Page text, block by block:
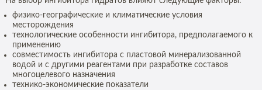
физико-географические и климатические условия
месторождения
технологические особенности ингибитора, предполагаемого к
применению
совместимость ингибитора с пластовой минерализованной
водой и с другими реагентами при разработке составов
многоцелевого назначения
технико-экономические показатели